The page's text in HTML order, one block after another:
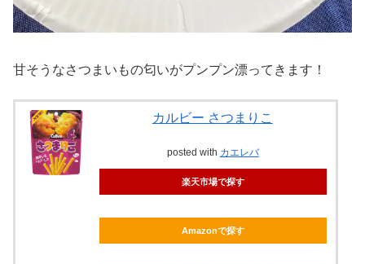
甘そうなさつまいもの匂いがプンプン漂ってきます！
カルビー さつまりこ
posted with カエレバ
楽天市場で探す
Amazonで探す